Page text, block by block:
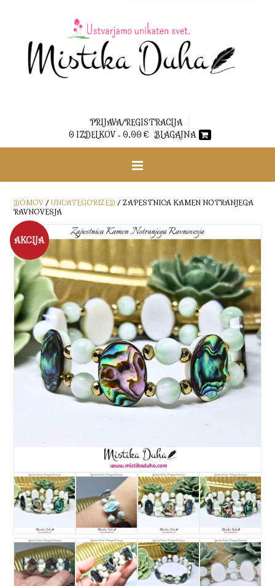
PRIJAVA/REGISTRACIJA
0 IZDELKOV - 0,00 € BLAGAJNA
DOMOV / UNCATEGORIZED / ZAPESTNICA KAMEN NOTRANJEGA
RAVNOVESJA
AKCIJA